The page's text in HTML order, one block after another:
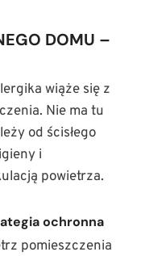
DOMU –
wiąże się z
Nie ma tu
od ścisłego
i
powietrza.
ochronna
pomieszczenia